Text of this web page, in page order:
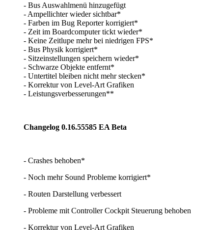
- Bus Auswahlmenü hinzugefügt
- Ampellichter wieder sichtbar*
- Farben im Bug Reporter korrigiert*
- Zeit im Boardcomputer tickt wieder*
- Keine Zeitlupe mehr bei niedrigen FPS*
- Bus Physik korrigiert*
- Sitzeinstellungen speichern wieder*
- Schwarze Objekte entfernt*
- Untertitel bleiben nicht mehr stecken*
- Korrektur von Level-Art Grafiken
- Leistungsverbesserungen**
Changelog 0.16.55585 EA Beta
- Crashes behoben*
- Noch mehr Sound Probleme korrigiert*
- Routen Darstellung verbessert
- Probleme mit Controller Cockpit Steuerung behoben
- Korrektur von Level-Art Grafiken